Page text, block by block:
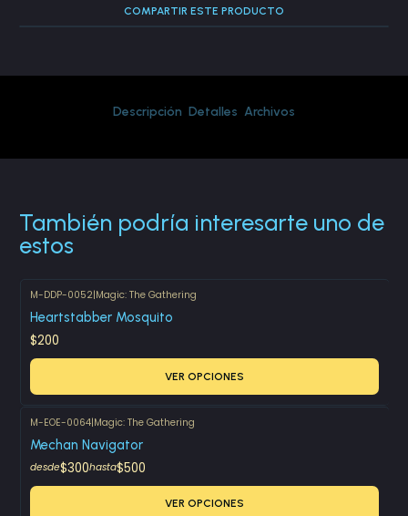
COMPARTIR ESTE PRODUCTO
Descripción Detalles Archivos
También podría interesarte uno de
estos
M-DDP-0052|Magic: The Gathering
Heartstabber Mosquito
$200
VER OPCIONES
M-EOE-0064|Magic: The Gathering
Mechan Navigator
desde$300hasta$500
VER OPCIONES